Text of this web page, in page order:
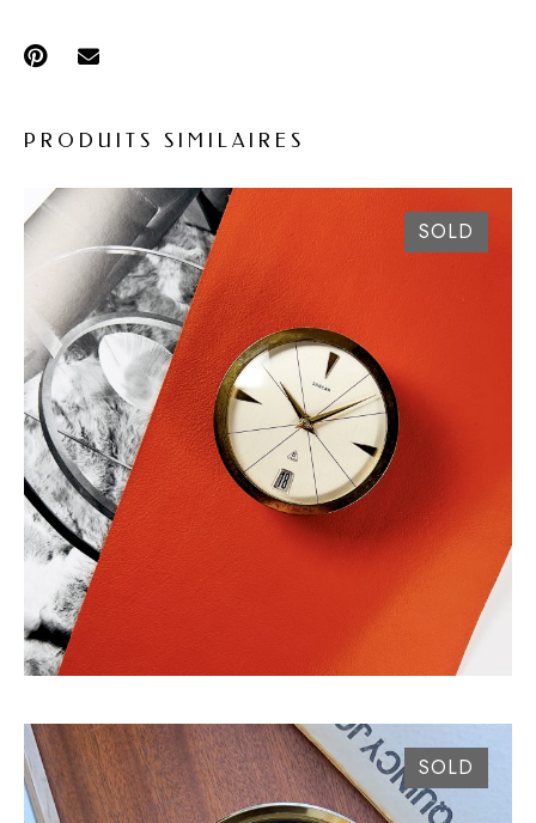
PRODUITS SIMILAIRES
SOLD
HORLOGE SARCAR GENÈVE CIRCA 1950
SOLD